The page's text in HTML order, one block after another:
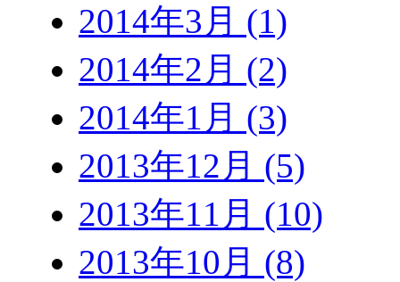
2014年3月 (1)
2014年2月 (2)
2014年1月 (3)
2013年12月 (5)
2013年11月 (10)
2013年10月 (8)